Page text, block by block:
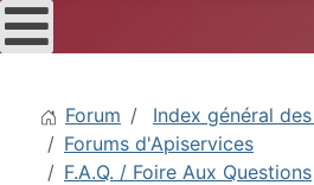
Forum
Index général
Forums d'Apiservices
F.A.Q. / Foire Aux Questions